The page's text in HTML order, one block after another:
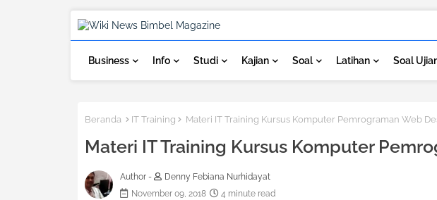
Business Info Studi Kajian Soal Latihan Soal
Beranda IT Training Materi IT Training Kursus Komputer Pemrograman Web
Materi IT Training Kursus Komputer
Author -
Denny Febiana Nurhidayat
November 09, 2018
4 minute read